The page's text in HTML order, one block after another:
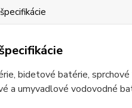
bidetové batérie,
a umyvadlové vodovodné